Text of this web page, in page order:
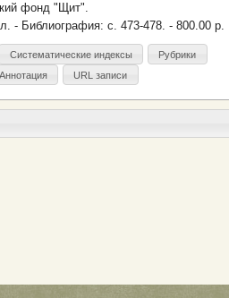
фонд "Щит".
- Библиография: с. 473-478. - 800.00 р.
Систематические индексы
Рубрики
Аннотация URL записи